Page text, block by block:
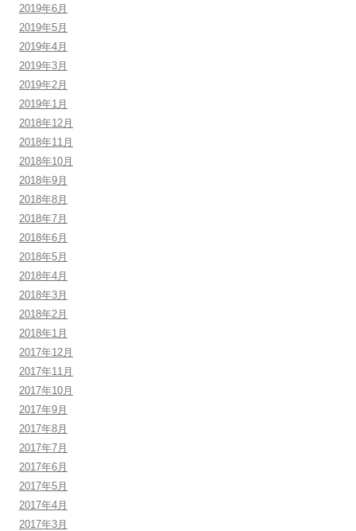
2019年6月
2019年5月
2019年4月
2019年3月
2019年2月
2019年1月
2018年12月
2018年11月
2018年10月
2018年9月
2018年8月
2018年7月
2018年6月
2018年5月
2018年4月
2018年3月
2018年2月
2018年1月
2017年12月
2017年11月
2017年10月
2017年9月
2017年8月
2017年7月
2017年6月
2017年5月
2017年4月
2017年3月